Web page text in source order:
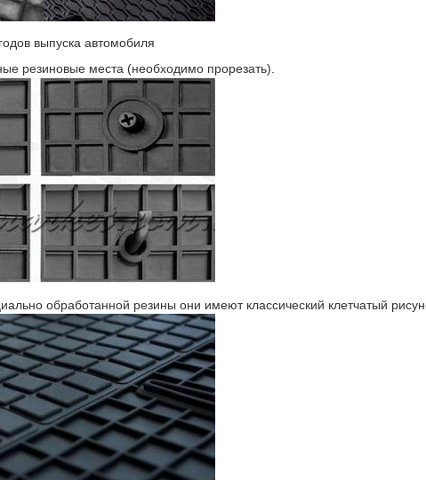
выпуска автомобиля
резиновые места (необходимо прорезать).
обработанной резины они имеют классический клетчатый